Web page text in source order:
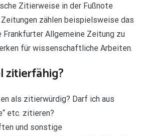
Zitierweise in der Fußnote
zählen beispielsweise das
Frankfurter Allgemeine Zeitung zu
für wissenschaftliche Arbeiten.
zitierfähig?
als zitierwürdig? Darf ich aus
etc. zitieren?
und sonstige